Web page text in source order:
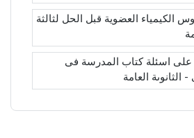
الكيمياء العضوية قبل الحل لثالثة
على اسئلة كتاب المدرسة فى
- الثانوىة العامة